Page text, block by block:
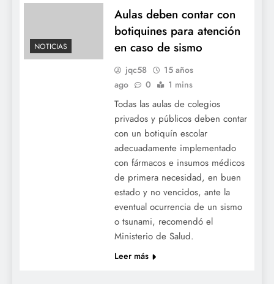
NOTICIAS
Aulas deben contar con
botiquines para atención
en caso de sismo
jqc58
15 años
ago
0 1 mins
Todas las aulas de colegios
privados y públicos deben contar
con un botiquín escolar
adecuadamente implementado
con fármacos e insumos médicos
de primera necesidad, en buen
estado y no vencidos, ante la
eventual ocurrencia de un sismo
o tsunami, recomendó el
Ministerio de Salud.
Leer más